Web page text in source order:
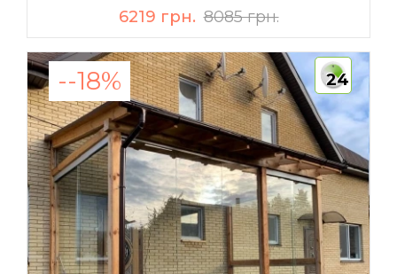
6219 грн. 8085 грн.
--18% 24